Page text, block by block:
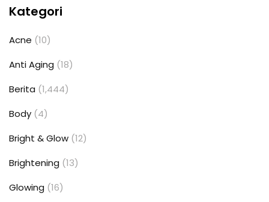
Kategori
Acne (10)
Anti Aging (18)
Berita (1,444)
Body (4)
Bright & Glow (12)
Brightening (13)
Glowing (16)